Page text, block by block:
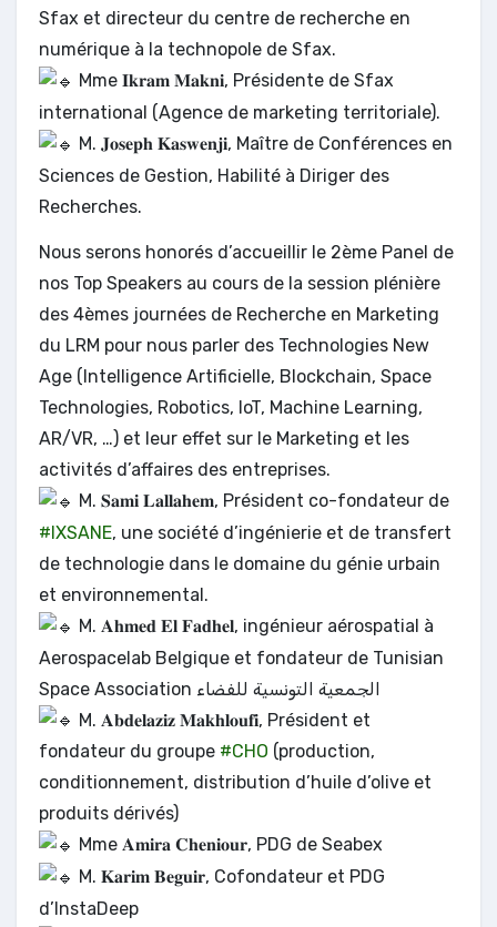
Sfax et directeur du centre de recherche en
numérique à la technopole de Sfax.
Mme 𝐈𝐤𝐫𝐚𝐦 𝐌𝐚𝐤𝐧𝐢, Présidente de Sfax
international (Agence de marketing territoriale).
M. 𝐉𝐨𝐬𝐞𝐩𝐡 𝐊𝐚𝐬𝐰𝐞𝐧𝐣𝐢, Maître de Conférences en
Sciences de Gestion, Habilité à Diriger des
Recherches.
Nous serons honorés d’accueillir le 2ème Panel de
nos Top Speakers au cours de la session plénière
des 4èmes journées de Recherche en Marketing
du LRM pour nous parler des Technologies New
Age (lntelligence Artificielle, Blockchain, Space
Technologies, Robotics, IoT, Machine Learning,
AR/VR, …) et leur effet sur le Marketing et les
activités d’affaires des entreprises.
M. 𝐒𝐚𝐦𝐢 𝐋𝐚𝐥𝐥𝐚𝐡𝐞𝐦, Président co-fondateur de
#IXSANE, une société d’ingénierie et de transfert
de technologie dans le domaine du génie urbain
et environnemental.
M. 𝐀𝐡𝐦𝐞𝐝 𝐄𝐥 𝐅𝐚𝐝𝐡𝐞𝐥, ingénieur aérospatial à
Aerospacelab Belgique et fondateur de Tunisian
Space Association الجمعية التونسية للفضاء
M. 𝐀𝐛𝐝𝐞𝐥𝐚𝐳𝐢𝐳 𝐌𝐚𝐤𝐡𝐥𝐨𝐮𝐟𝐢, Président et
fondateur du groupe #CHO (production,
conditionnement, distribution d’huile d’olive et
produits dérivés)
Mme 𝐀𝐦𝐢𝐫𝐚 𝐂𝐡𝐞𝐧𝐢𝐨𝐮𝐫, PDG de Seabex
M. 𝐊𝐚𝐫𝐢𝐦 𝐁𝐞𝐠𝐮𝐢𝐫, Cofondateur et PDG
d’InstaDeep